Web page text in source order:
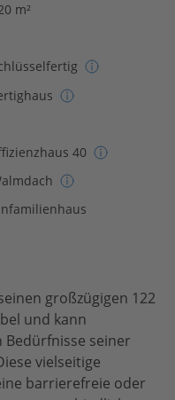
m²
40
großzügigen 122
und kann
seiner
vielseitige
barrierefreie oder